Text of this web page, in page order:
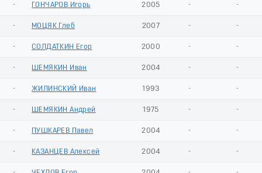
- ГОНЧАРОВ Игорь 2005 - -
- МОЦЯК Глеб 2007 - -
- СОЛДАТКИН Егор 2000 - -
- ШЕМЯКИН Иван 2004 - -
- ЖИЛИНСКИЙ Иван 1993 - -
- ШЕМЯКИН Андрей 1975 - -
- ПУШКАРЕВ Павел 2004 - -
- КАЗАНЦЕВ Алексей 2004 - -